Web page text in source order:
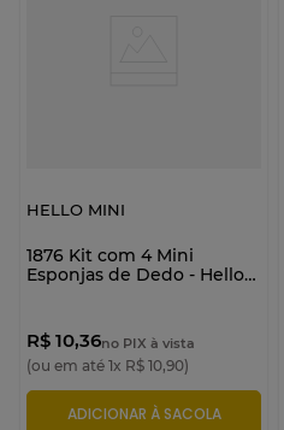
HELLO MINI
1876 Kit com 4 Mini
Esponjas de Dedo - Hello
R$ 10,36no PIX à vista
(ou em até 1x R$ 10,90)
ADICIONAR À SACOLA